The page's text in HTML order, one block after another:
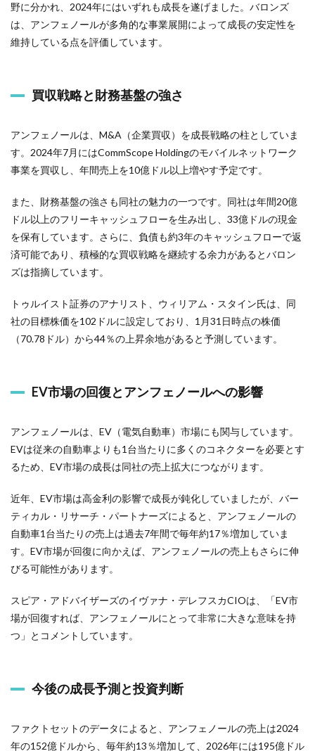
野に分かれ、2024年にはいずれも成長を遂げました。バロンズ
は、アンフェノールが多角的な事業展開によって成長の安定性を
維持している点を評価しています。
買収戦略と財務基盤の強さ
アンフェノールは、M&A（企業買収）を成長戦略の柱としていま
す。2024年7月にはCommScope Holdingのモバイルネットワーク
事業を買収し、年間売上を10億ドル以上増やす予定です。
また、財務基盤の強さも同社の魅力の一つです。同社は年間20億
ドル以上のフリーキャッシュフローを生み出し、33億ドルの現金
を保有しています。さらに、負債も約3年のキャッシュフローで返
済可能であり、積極的な買収戦略を継続する余力があるとバロン
ズは指摘しています。
トゥルイスト証券のアナリスト、ウィリアム・スタイン氏は、同
社の目標株価を102ドルに設定しており、1月31日時点の株価
（70.78ドル）から44％の上昇余地があると予測しています。
EV市場の回復とアンフェノールへの影響
アンフェノールは、EV（電気自動車）市場にも関与しています。
EVは従来の自動車よりも1台当たりに多くのコネクターを必要とす
るため、EV市場の成長は同社の売上拡大につながります。
近年、EV市場は高金利の影響で成長が鈍化していましたが、バー
ティカル・リサーチ・パートナーズによると、アンフェノールの
自動車1台当たりの売上は過去7年間で毎年約17％増加していま
す。EV市場が回復に向かえば、アンフェノールの売上もさらに伸
びる可能性があります。
スピア・アドバイザーズのイヴァナ・デレフスカCIOは、「EV市
場が回復すれば、アンフェノールにとって非常に大きな意味を持
つ」とコメントしています。
今後の成長予測と投資判断
ファクトセットのデータによると、アンフェノールの売上は2024
年の152億ドルから、毎年約13％増加して、2026年には195億ドル